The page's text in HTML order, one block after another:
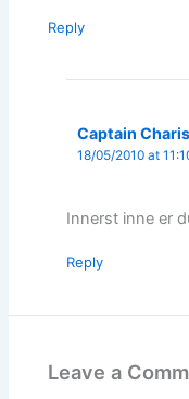
Reply
Captain
18/05/2010 at
Innerst inne er
Reply
Leave a